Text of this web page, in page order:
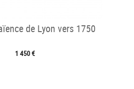
de Lyon vers 1750
1 450 €